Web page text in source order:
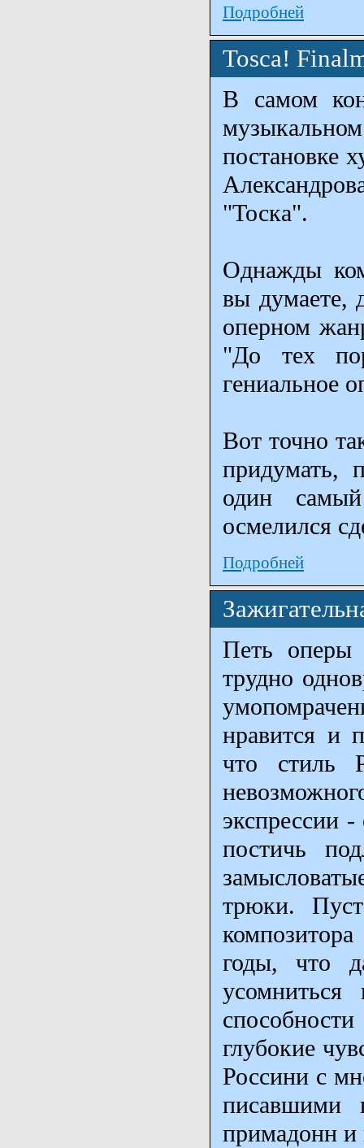
Подробней
Tosca!
В самом
постановке
"Тоска".
Однажды
вы думаете,
оперном
"До тех
гениальное
Вот точно
придумать,
один
осмелился
Подробней
Петь оперы
трудно
нравится и
что стиль
экспрессии
постичь
трюки.
годы, что
глубокие
Россини с
писавшими
примадонн и